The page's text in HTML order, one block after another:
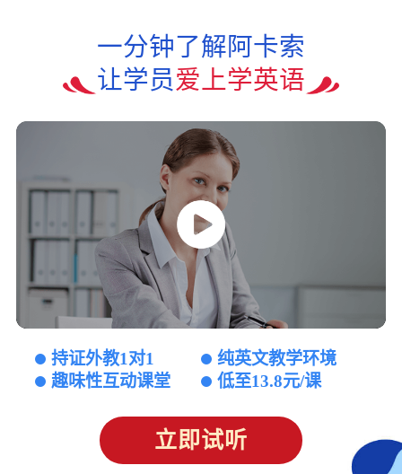
一分钟了解阿卡索
让学员爱上学英语
持证外教1对1
纯英文教学环境
趣味性互动课堂
低至13.8元/课
立即试听